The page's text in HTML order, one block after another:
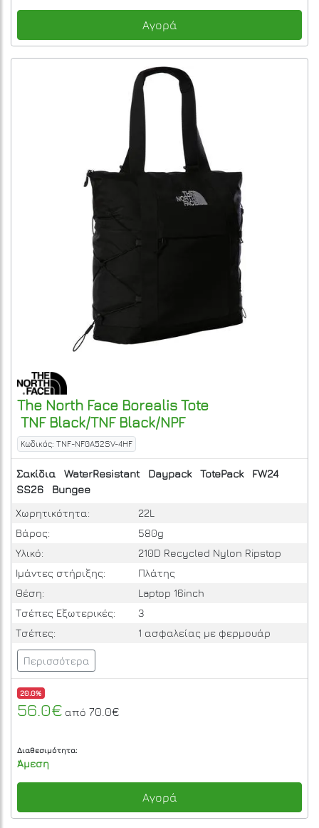
Αγορά
The North Face Borealis Tote
TNF Black/TNF Black/NPF
Κωδικός: TNF-NF0A52SV-4HF
Σακίδια WaterResistant Daypack TotePack
FW24
SS26
Bungee
Χωρητικότητα:
22L
Βάρος:
580g
Υλικό:
210D Recycled Nylon Ripstop
Ιμάντες στήριξης:
Πλάτης
Θέση:
Laptop 16inch
Τσέπες Εξωτερικές:
3
Τσέπες:
1 ασφαλείας με φερμουάρ
Περισσότερα
20.0%
56.0€ από 70.0€
Διαθεσιμότητα:
Άμεση
Αγορά